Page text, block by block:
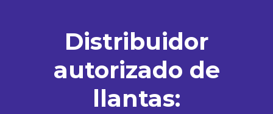
Distribuidor
autorizado de
llantas: